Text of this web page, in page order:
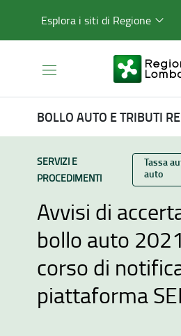
Esplora i siti di Regione
BOLLO AUTO E TRIBUTI
TIPO CONTENUTO:
SERVIZI E
PROCEDIMENTI
Tassa
auto
Avvisi di
bollo auto
corso di
piattaforma